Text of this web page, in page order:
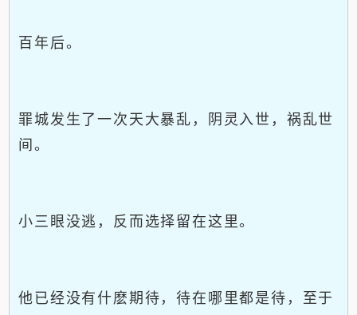
百年后。
罪城发生了一次天大暴乱，阴灵入世，祸乱世
间。
小三眼没逃，反而选择留在这里。
他已经没有什麽期待，待在哪里都是待，至于